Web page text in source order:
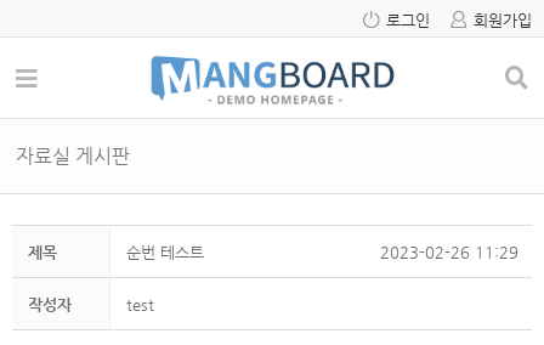
로그인 회원가입
자료실 게시판
제목 순번 테스트 2023-02-26 11:29
작성자 test